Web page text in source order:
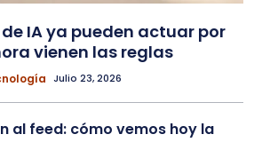
IA ya pueden actuar por
vienen las reglas
Julio 23, 2026
al feed: cómo vemos hoy la